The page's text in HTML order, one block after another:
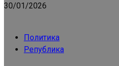
30/01/2026
Политика
Република